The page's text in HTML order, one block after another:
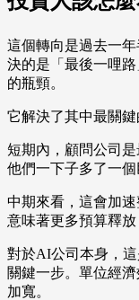
這個轉向是過去一
決的是「最後一哩
的瓶頸。
它解決了其中最關鍵
短期內，顧問公司
他們一下子多了一個
中期來看，這會加
意味著更多預算釋放
對於AI公司本身，
關鍵一步。單位經
加寬。